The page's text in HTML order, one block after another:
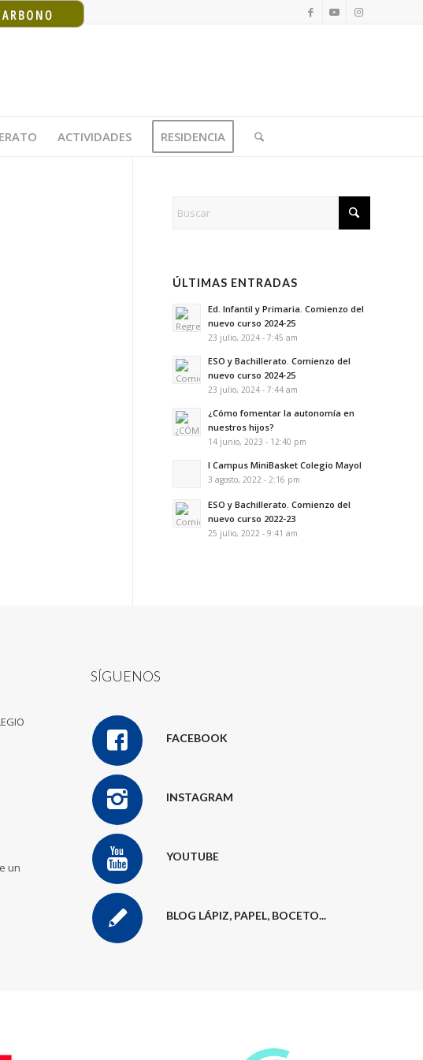
ACTIVIDADES RESIDENCIA
ÚLTIMAS ENTRADAS
Ed. Infantil y Primaria. Comienzo del
nuevo curso 2024-25
23 julio, 2024 - 7:45 am
ESO y Bachillerato. Comienzo del
nuevo curso 2024-25
23 julio, 2024 - 7:44 am
¿Cómo fomentar la autonomía en
nuestros hijos?
14 junio, 2023 - 12:40 pm
I Campus MiniBasket Colegio Mayol
3 agosto, 2022 - 2:16 pm
ESO y Bachillerato. Comienzo del
nuevo curso 2022-23
25 julio, 2022 - 9:41 am
un
SÍGUENOS
FACEBOOK
INSTAGRAM
YOUTUBE
BLOG LÁPIZ, PAPEL, BOCETO...